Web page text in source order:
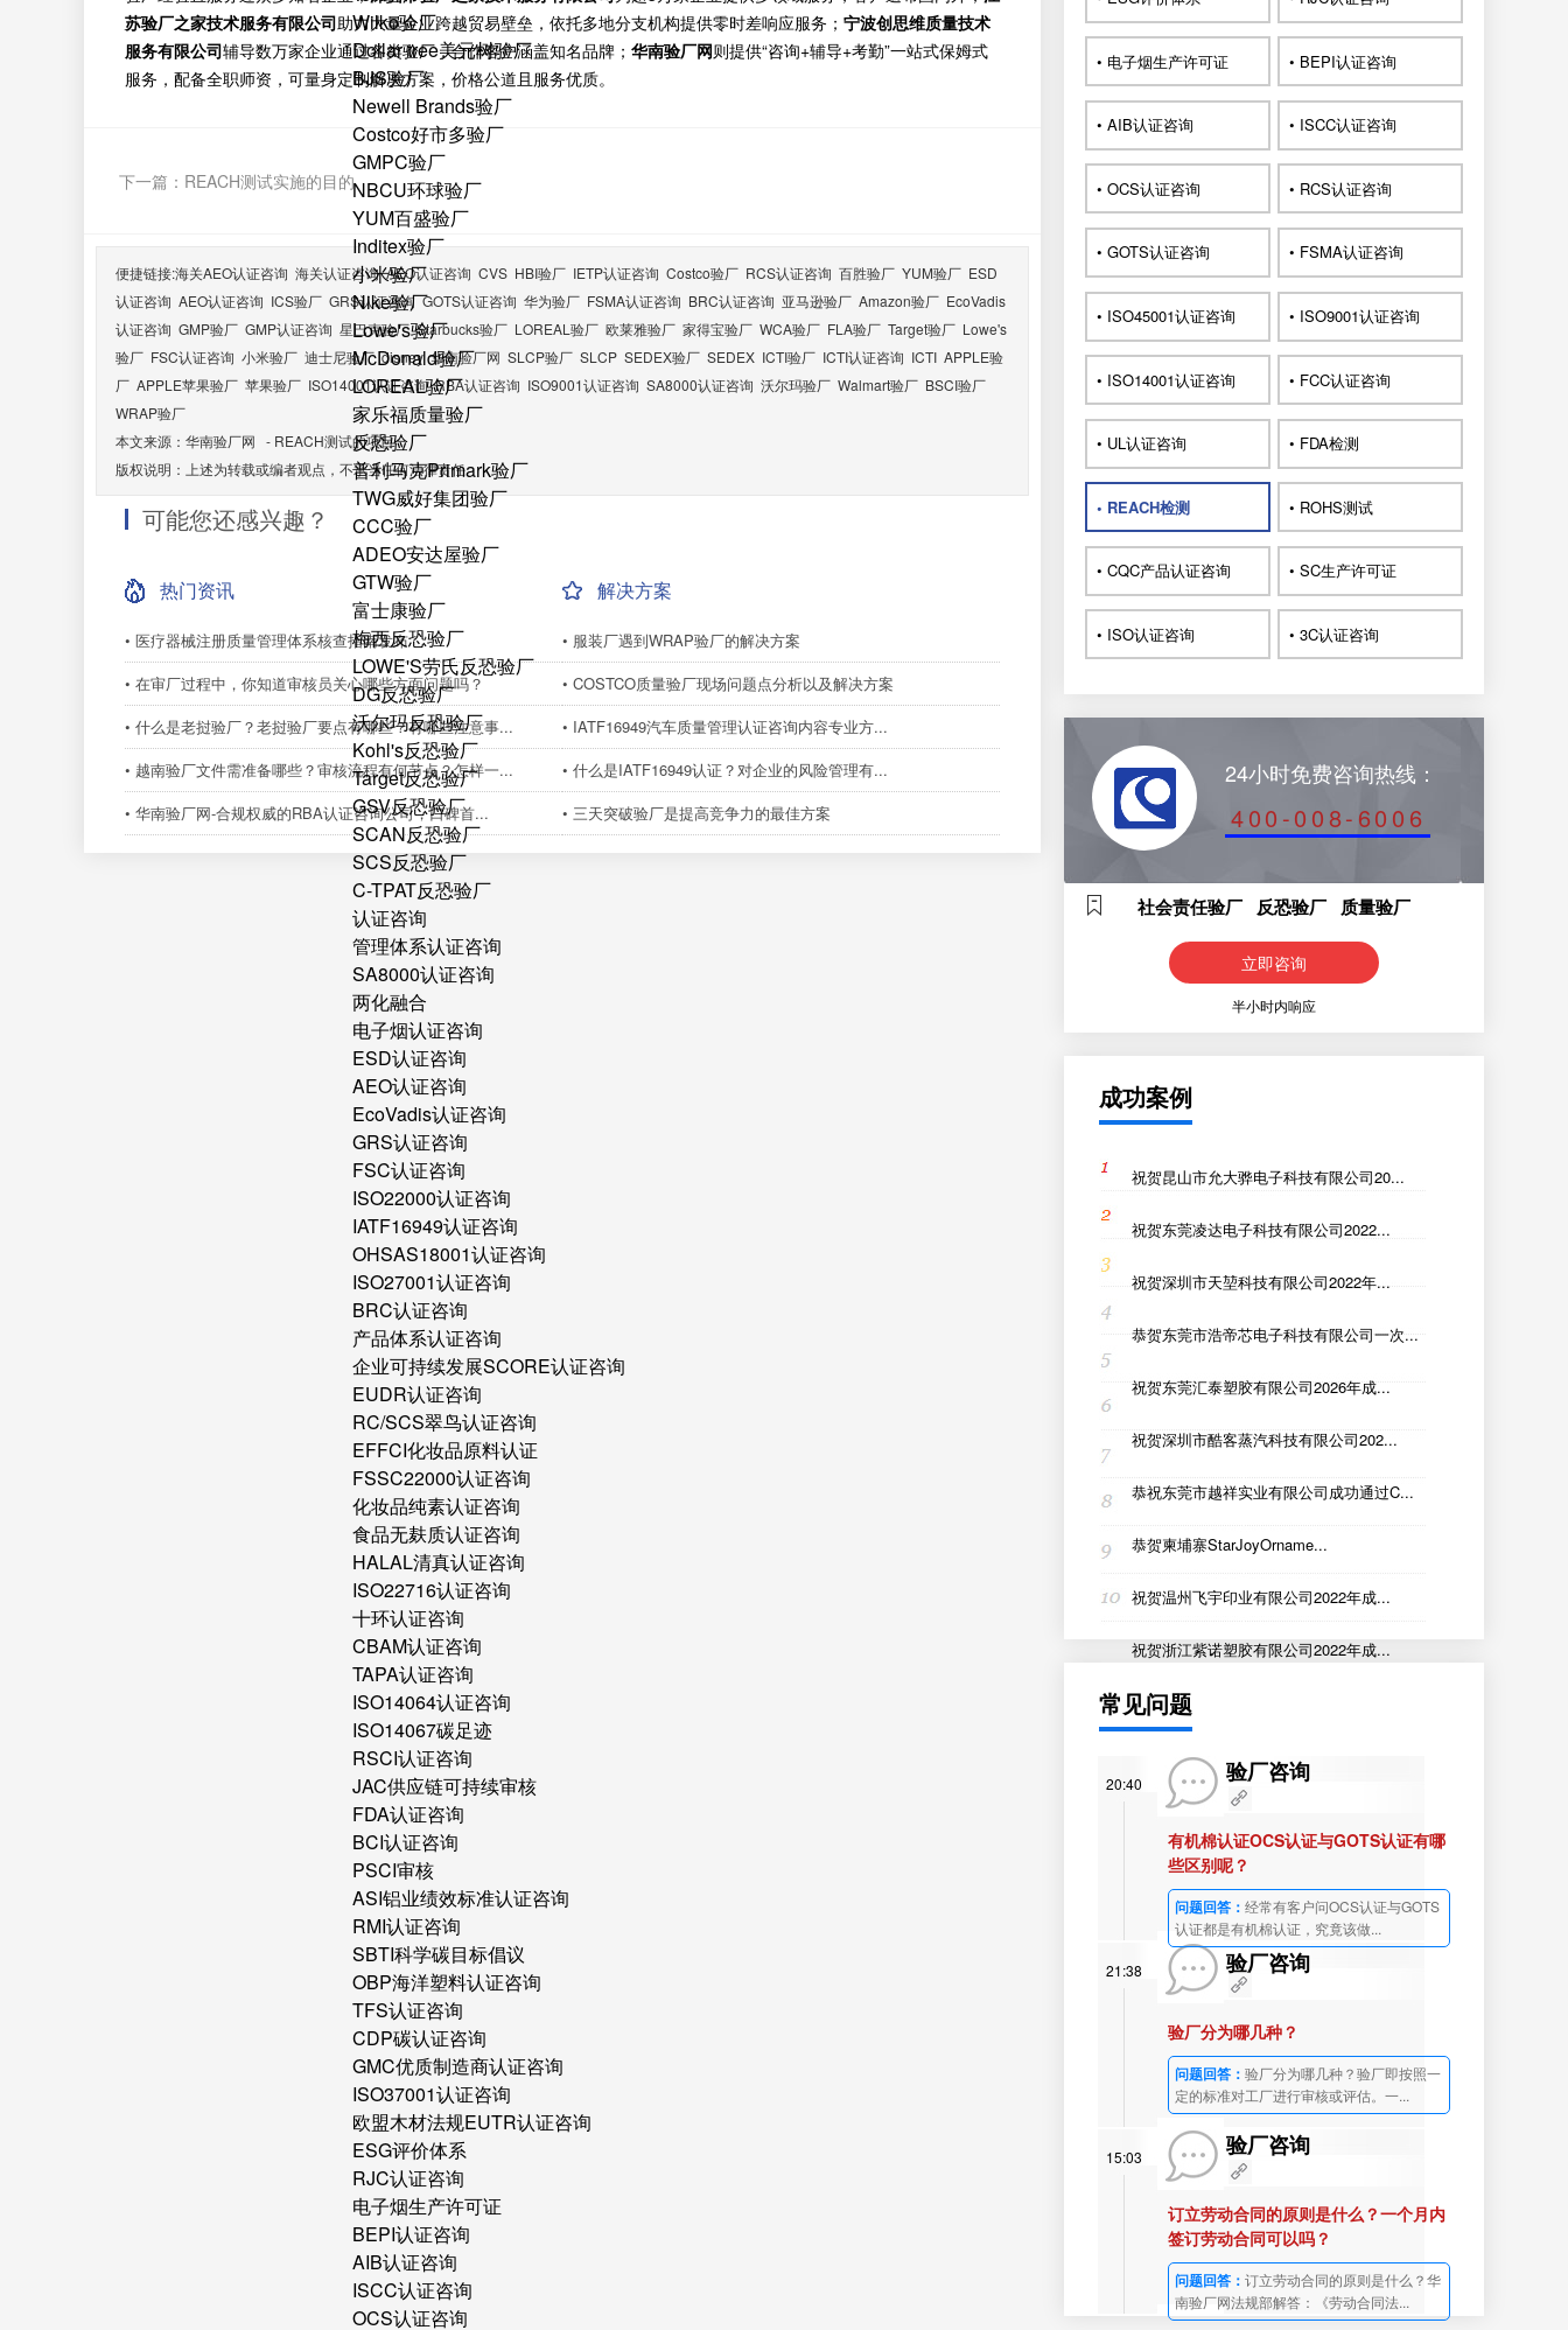
Wilko验厂
Dollar tree美元树验厂
BJS验厂
Newell Brands验厂
Costco好市多验厂
GMPC验厂
NBCU环球验厂
YUM百盛验厂
Inditex验厂
小米验厂
Nike验厂
Lowe's验厂
McDonald验厂
LOREAL验厂
家乐福质量验厂
反恐验厂
普利马克Primark验厂
TWG威好集团验厂
CCC验厂
ADEO安达屋验厂
GTW验厂
富士康验厂
梅西反恐验厂
LOWE'S劳氏反恐验厂
DG反恐验厂
沃尔玛反恐验厂
Kohl's反恐验厂
Target反恐验厂
GSV反恐验厂
SCAN反恐验厂
SCS反恐验厂
C-TPAT反恐验厂
认证咨询
管理体系认证咨询
SA8000认证咨询
两化融合
电子烟认证咨询
ESD认证咨询
AEO认证咨询
EcoVadis认证咨询
GRS认证咨询
FSC认证咨询
ISO22000认证咨询
IATF16949认证咨询
OHSAS18001认证咨询
ISO27001认证咨询
BRC认证咨询
产品体系认证咨询
企业可持续发展SCORE认证咨询
EUDR认证咨询
RC/SCS翠鸟认证咨询
EFFCI化妆品原料认证
FSSC22000认证咨询
化妆品纯素认证咨询
食品无麸质认证咨询
HALAL清真认证咨询
ISO22716认证咨询
十环认证咨询
CBAM认证咨询
TAPA认证咨询
ISO14064认证咨询
ISO14067碳足迹
RSCI认证咨询
JAC供应链可持续审核
FDA认证咨询
BCI认证咨询
PSCI审核
ASI铝业绩效标准认证咨询
RMI认证咨询
SBTI科学碳目标倡议
OBP海洋塑料认证咨询
TFS认证咨询
CDP碳认证咨询
GMC优质制造商认证咨询
ISO37001认证咨询
欧盟木材法规EUTR认证咨询
ESG评价体系
RJC认证咨询
电子烟生产许可证
BEPI认证咨询
AIB认证咨询
ISCC认证咨询
OCS认证咨询
苏验厂之家技术服务有限公司助力大量企业跨越贸易壁垒，依托多地分支机构提供零时差响应服务； 宁波创思维质量技术
服务有限公司辅导数万家企业通过各类验厂，合作客户涵盖知名品牌； 华南验厂网则提供“咨询+辅导+考勤”一站式保姆式
服务，配备全职师资，可量身定制解决方案，价格公道且服务优质。
下一篇： REACH测试实施的目的
便捷链接:海关AEO认证咨询 海关认证咨询 AEO认证咨询 CVS HBI验厂 IETP认证咨询 Costco验厂 RCS认证咨询 百胜验厂 YUM验厂 ESD
认证咨询 AEO认证咨询 ICS验厂 GRS认证咨询 GOTS认证咨询 华为验厂 FSMA认证咨询 BRC认证咨询 亚马逊验厂 Amazon验厂 EcoVadis
认证咨询 GMP验厂 GMP认证咨询 星巴克验厂 Starbucks验厂 LOREAL验厂 欧莱雅验厂 家得宝验厂 WCA验厂 FLA验厂 Target验厂 Lowe's
验厂 FSC认证咨询 小米验厂 迪士尼验厂 disney 华南验厂网 SLCP验厂 SLCP SEDEX验厂 SEDEX ICTI验厂 ICTI认证咨询 ICTI APPLE验
厂 APPLE苹果验厂 苹果验厂 ISO14001认证咨询 RBA认证咨询 ISO9001认证咨询 SA8000认证咨询 沃尔玛验厂 Walmart验厂 BSCI验厂
WRAP验厂
本文来源： 华南验厂网 - REACH测试的项目
版权说明：上述为转载或编者观点，不承当任何法律责任
可能您还感兴趣？
热门资讯
• 医疗器械注册质量管理体系核查指南发布
• 在审厂过程中，你知道审核员关心哪些方面问题吗？
• 什么是老挝验厂？老挝验厂要点有哪些？有哪些注意事...
• 越南验厂文件需准备哪些？审核流程有何节点？怎样一...
• 华南验厂网-合规权威的RBA认证咨询公司，口碑首...
解决方案
• 服装厂遇到WRAP验厂的解决方案
• COSTCO质量验厂现场问题点分析以及解决方案
• IATF16949汽车质量管理认证咨询内容专业方...
• 什么是IATF16949认证？对企业的风险管理有...
• 三天突破验厂是提高竞争力的最佳方案
• 电子烟生产许可证 • BEPI认证咨询
• AIB认证咨询 • ISCC认证咨询
• OCS认证咨询 • RCS认证咨询
• GOTS认证咨询 • FSMA认证咨询
• ISO45001认证咨询 • ISO9001认证咨询
• ISO14001认证咨询 • FCC认证咨询
• UL认证咨询 • FDA检测
• REACH检测 • ROHS测试
• CQC产品认证咨询 • SC生产许可证
• ISO认证咨询 • 3C认证咨询
24小时免费咨询热线：
400-008-6006
社会责任验厂 反恐验厂 质量验厂
立即咨询
半小时内响应
成功案例
祝贺昆山市允大骅电子科技有限公司20...
祝贺东莞凌达电子科技有限公司2022...
祝贺深圳市天堃科技有限公司2022年...
恭贺东莞市浩帝芯电子科技有限公司一次...
祝贺东莞汇泰塑胶有限公司2026年成...
祝贺深圳市酷客蒸汽科技有限公司202...
恭祝东莞市越祥实业有限公司成功通过C...
恭贺柬埔寨StarJoyOrname...
祝贺温州飞宇印业有限公司2022年成...
祝贺浙江紫诺塑胶有限公司2022年成...
常见问题
20:40 验厂咨询
有机棉认证OCS认证与GOTS认证有哪
些区别呢？
问题回答：经常有客户问OCS认证与GOTS
认证都是有机棉认证，究竟该做...
21:38 验厂咨询
验厂分为哪几种？
问题回答：验厂分为哪几种？验厂即按照一
定的标准对工厂进行审核或评估。一...
15:03 验厂咨询
订立劳动合同的原则是什么？一个月内
签订劳动合同可以吗？
问题回答：订立劳动合同的原则是什么？华
南验厂网法规部解答：《劳动合同法...